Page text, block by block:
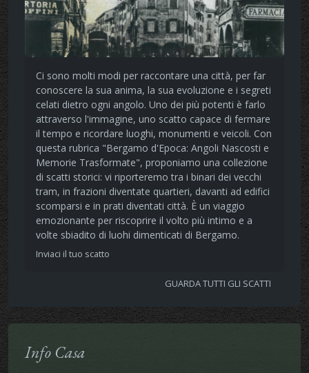
Ci sono molti modi per raccontare una città, per far
conoscere la sua anima, la sua evoluzione e i segreti
celati dietro ogni angolo. Uno dei più potenti è farlo
attraverso l'immagine, uno scatto capace di fermare
il tempo e ricordare luoghi, monumenti e veicoli. Con
questa rubrica "Bergamo d'Epoca: Angoli Nascosti e
Memorie Trasformate", proponiamo una collezione
di scatti storici: vi riporteremo tra i binari dei vecchi
tram, in frazioni diventate quartieri, davanti ad edifici
scomparsi e in prati diventati città. È un viaggio
emozionante per riscoprire il volto più intimo e a
volte sbiadito di luohi dimenticati di Bergamo.
Inviaci il tuo scatto
GUARDA TUTTI GLI SCATTI
Info Casa